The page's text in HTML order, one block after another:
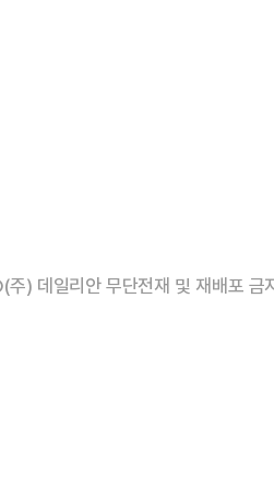
) 데일리안 무단전재 및 재배포 금